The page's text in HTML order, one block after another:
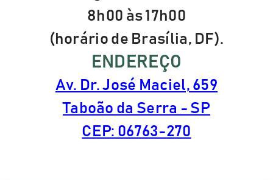
8h00 às 17h00
(horário de Brasília, DF).
ENDEREÇO
Av. Dr. José Maciel, 659
Taboão da Serra - SP
CEP: 06763-270